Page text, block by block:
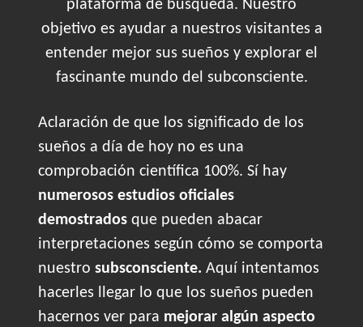
plataforma de búsqueda. Nuestro
objetivo es ayudar a nuestros visitantes a
entender mejor sus sueños y explorar el
fascinante mundo del subconsciente.
Aclaración de que los significado de los
sueños a día de hoy no es una
comprobación científica 100%. Sí hay
numerosos estudios oficiales
demostrados que pueden abacar
interpretaciones según cómo se comporta
nuestro subsconsciente. Aquí intentamos
hacerles llegar lo que los sueños pueden
hacernos ver para mejorar algún aspecto